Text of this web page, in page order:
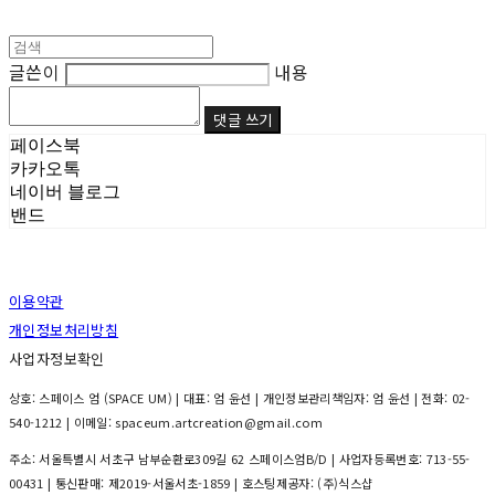
글쓴이 내용
댓글 쓰기
페이스북
카카오톡
네이버 블로그
밴드
이용약관
개인정보처리방침
사업자정보확인
상호: 스페이스 엄 (SPACE UM) | 대표: 엄 윤선 | 개인정보관리책임자: 엄 윤선 | 전화: 02-
540-1212 | 이메일: spaceum.artcreation@gmail.com
주소: 서울특별시 서초구 남부순환로309길 62 스페이스엄B/D | 사업자등록번호: 713-55-
00431 | 통신판매: 제2019-서울서초-1859 | 호스팅제공자: (주)식스샵